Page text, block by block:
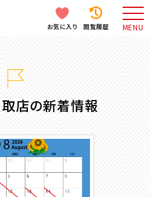
お気に入り 閲覧履歴 MENU
店の新着情報